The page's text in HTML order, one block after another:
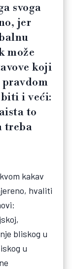
svoga
jer
može
koji
i veći:
to
treba
kakav
hvaliti
bliskog u
u